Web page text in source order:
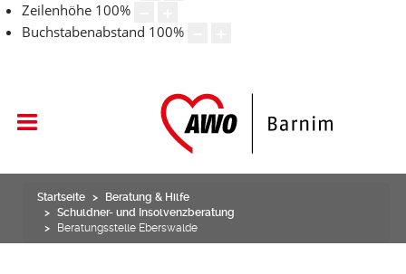
Zeilenhöhe 100%
Buchstabenabstand 100%
Startseite
Beratung & Hilfe
Schuldner- und Insolvenzberatung
Beratungsstelle Eberswalde